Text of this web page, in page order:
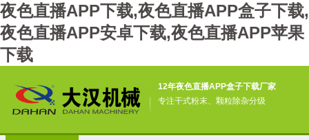
夜色直播APP下载,夜色直播APP盒子下载,
夜色直播APP安卓下载,夜色直播APP苹果
下载
12年夜色直播APP盒子下载厂家
专注干式粉末、颗粒除杂分级